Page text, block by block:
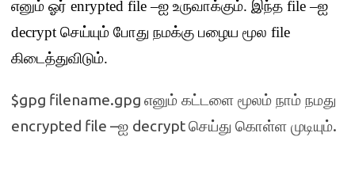
எனும் ஓர் enrypted file –ஐ உருவாக்கும். இந்த file –ஐ
decrypt செய்யும் போது நமக்கு பழைய மூல file
கிடைத்துவிடும்.
$gpg filename.gpg எனும் கட்டளை மூலம் நாம் நமது
encrypted file –ஐ decryptசெய்து கொள்ள முடியும்.